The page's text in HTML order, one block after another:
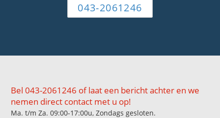
043-2061246
Bel 043-2061246 of laat een bericht achter en we
nemen direct contact met u op!
Ma. t/m Za. 09:00-17:00u, Zondags gesloten.